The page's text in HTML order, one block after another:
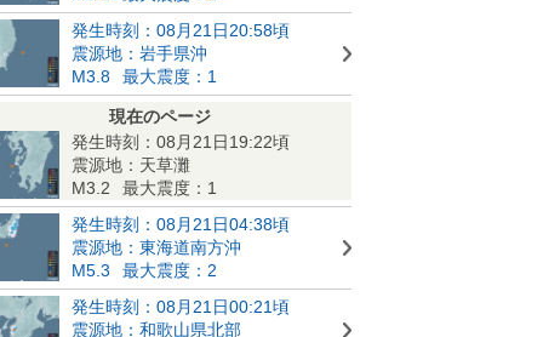
発生時刻：08月21日20:58頃
震源地：岩手県沖
M3.8
最大震度：1
現在のページ
発生時刻：08月21日19:22頃
震源地：天草灘
M3.2
最大震度：1
発生時刻：08月21日04:38頃
震源地：東海道南方沖
M5.3
最大震度：2
発生時刻：08月21日00:21頃
震源地：和歌山県北部